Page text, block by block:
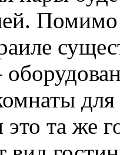
та же